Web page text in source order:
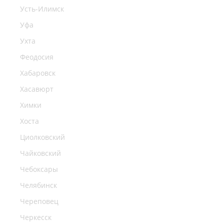
Усть-Илимск
Уфа
Ухта
Феодосия
Хабаровск
Хасавюрт
Химки
Хоста
Циолковский
Чайковский
Чебоксары
Челябинск
Череповец
Черкесск